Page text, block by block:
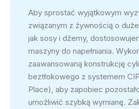
Aby sprostać wyjątkowym
związanym z żywnością o
jak sosy i dżemy,
maszyny do napełniania.
zaawansowaną konstrukcję
beztłokowego z systemem
Place), aby zapobiec
umożliwić szybką wymianę.